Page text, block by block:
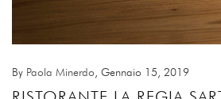
By Paola Minerdo , Gennaio 15, 2019